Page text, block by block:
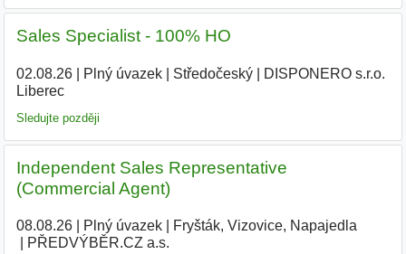
Sales Specialist - 100% HO
02.08.26| Plný úvazek| Středočeský|
DISPONERO s.r.o.
Liberec
Sledujte později
Independent Sales Representative
(Commercial Agent)
08.08.26| Plný úvazek| Fryšták, Vizovice, Napajedla
PŘEDVÝBĚR.CZ a.s.